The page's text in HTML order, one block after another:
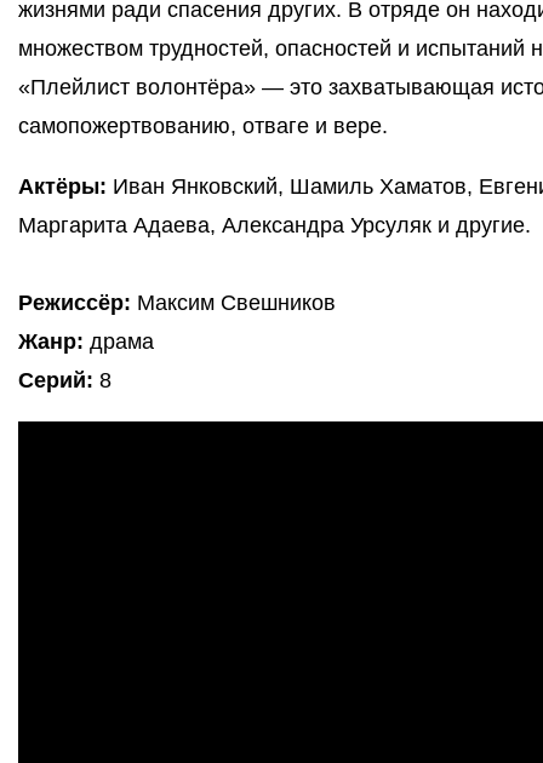
жизнями ради спасения других. В отряде он
множеством трудностей, опасностей и
«Плейлист волонтёра» — это захватывающая
самопожертвованию, отваге и вере.
Актёры: Иван Янковский, Шамиль Хаматов,
Маргарита Адаева, Александра Урсуляк и другие.
Режиссёр: Максим Свешников
Жанр: драма
Серий: 8